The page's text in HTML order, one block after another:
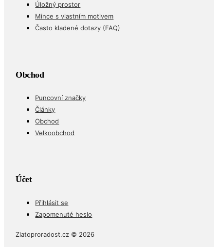
Úložný prostor
Mince s vlastním motivem
Často kladené dotazy (FAQ)
Obchod
Puncovní značky
Články
Obchod
Velkoobchod
Účet
Přihlásit se
Zapomenuté heslo
Zlatoproradost.cz © 2026